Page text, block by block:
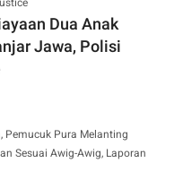
Dua Anak
Jawa, Polisi